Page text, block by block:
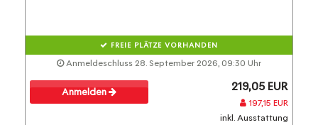
FREIE PLÄTZE VORHANDEN
Anmeldeschluss 28. September 2026, 09:30 Uhr
Anmelden 219,05 EUR
197,15 EUR
inkl. Ausstattung